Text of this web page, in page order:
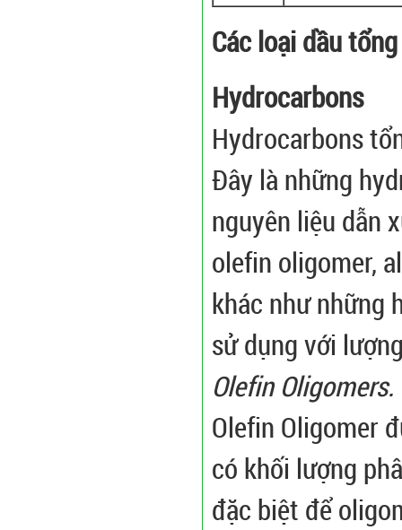
Các loại dầu
Hydrocarbons
Hydrocarbons
Đây là những
nguyên liệu dẫn
olefin oligomer,
khác như những
sử dụng với
Olefin Oligomers.
Olefin Oligomer
có khối lượng
đặc biệt để